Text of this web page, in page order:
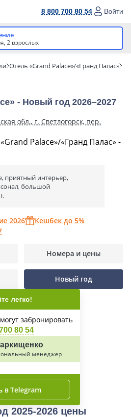
8 800 700 80 54 Войти
2 взрослых
Отель «Grand Palace»/«Гранд Палас»
- Новый год 2026–2027
обл., г. Светлогорск, пер.
приятный интерьер,
большой
2026
Кешбек до 5%
Номера и цены
Новый год
легко!
забронировать
80 54
менеджер
в Telegram
2025-2026 цены